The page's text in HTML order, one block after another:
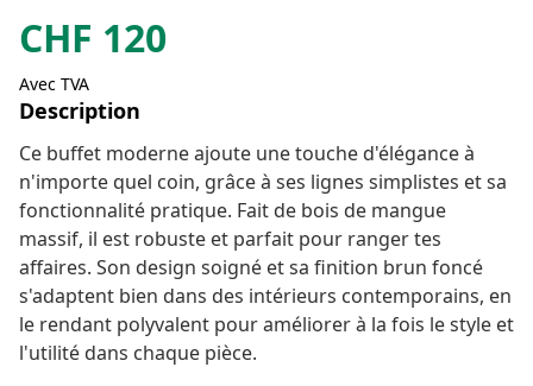
CHF 120
Avec TVA
Description
Ce buffet moderne ajoute une touche d'élégance à
n'importe quel coin, grâce à ses lignes simplistes et sa
fonctionnalité pratique. Fait de bois de mangue
massif, il est robuste et parfait pour ranger tes
affaires. Son design soigné et sa finition brun foncé
s'adaptent bien dans des intérieurs contemporains, en
le rendant polyvalent pour améliorer à la fois le style et
l'utilité dans chaque pièce.